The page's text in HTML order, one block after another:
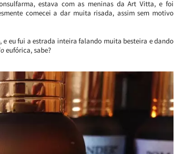
estava com as meninas da Art Vitta, e foi
comecei a dar muita risada, assim sem motivo
e eu fui a estrada inteira falando muita besteira e dando
eufórica, sabe?